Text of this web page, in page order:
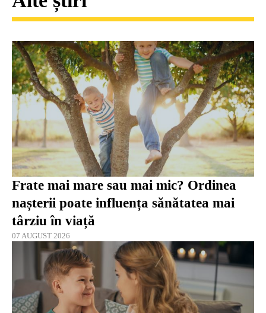
Frate mai mare sau mai mic? Ordinea
nașterii poate influența sănătatea mai
târziu în viață
07 AUGUST 2026